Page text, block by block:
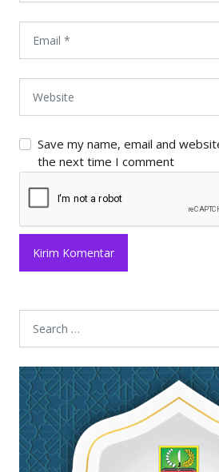
Save my name, email and
the next time I comment